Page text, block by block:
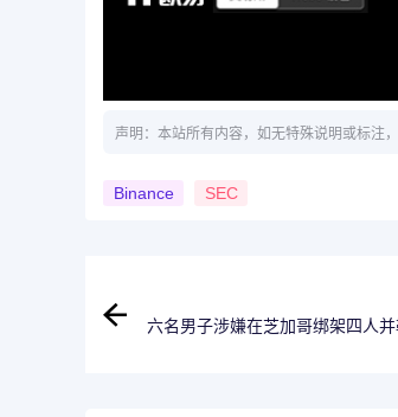
声明：本站所有内容，如无特殊说明或标注
Binance SEC
六名男子涉嫌在芝加哥绑架四人并